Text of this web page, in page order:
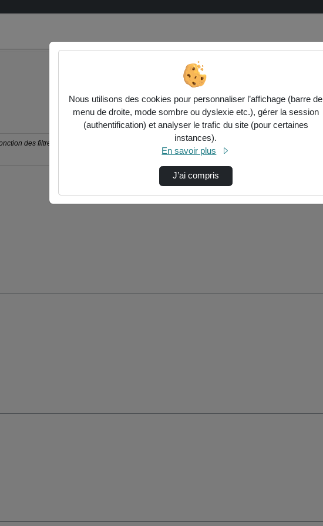
des filtres sélectionnés ci-dessous. Vérifiez les options pour ajuster les résultats.
Nous utilisons des cookies pour personnaliser l’affichage (barre de
menu de droite, mode sombre ou dyslexie etc.), gérer la session
(authentification) et analyser le trafic du site (pour certaines
instances).
En savoir plus
J’ai compris